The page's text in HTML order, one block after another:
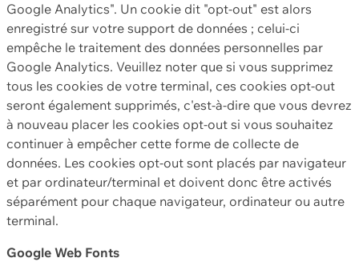
Google Analytics". Un cookie dit "opt-out" est alors
enregistré sur votre support de données ; celui-ci
empêche le traitement des données personnelles par
Google Analytics. Veuillez noter que si vous supprimez
tous les cookies de votre terminal, ces cookies opt-out
seront également supprimés, c'est-à-dire que vous devrez
à nouveau placer les cookies opt-out si vous souhaitez
continuer à empêcher cette forme de collecte de
données. Les cookies opt-out sont placés par navigateur
et par ordinateur/terminal et doivent donc être activés
séparément pour chaque navigateur, ordinateur ou autre
terminal.
Google Web Fonts